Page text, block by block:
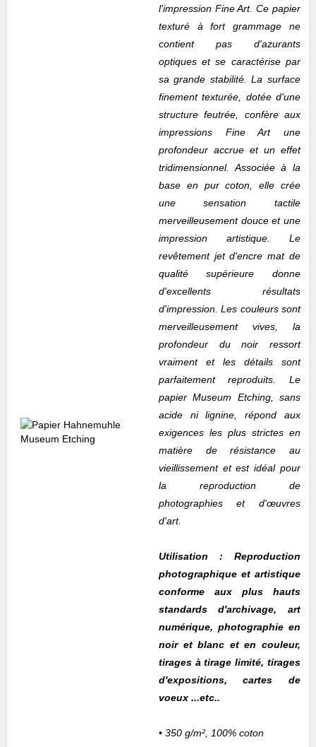
l'impression Fine Art. Ce papier
texturé à fort grammage ne
contient pas d'azurants
optiques et se caractérise par
sa grande stabilité. La surface
finement texturée, dotée d'une
structure feutrée, confère aux
impressions Fine Art une
profondeur accrue et un effet
tridimensionnel. Associée à la
base en pur coton, elle crée
une sensation tactile
merveilleusement douce et une
impression artistique. Le
revêtement jet d'encre mat de
qualité supérieure donne
d'excellents résultats
d'impression. Les couleurs sont
merveilleusement vives, la
profondeur du noir ressort
vraiment et les détails sont
parfaitement reproduits. Le
papier Museum Etching, sans
acide ni lignine, répond aux
exigences les plus strictes en
matière de résistance au
vieillissement et est idéal pour
la reproduction de
photographies et d'œuvres
d'art.
Utilisation : Reproduction
photographique et artistique
conforme aux plus hauts
standards d'archivage, art
numérique, photographie en
noir et blanc et en couleur,
tirages à tirage limité, tirages
d'expositions, cartes de
voeux ...etc..
• 350 g/m², 100% coton